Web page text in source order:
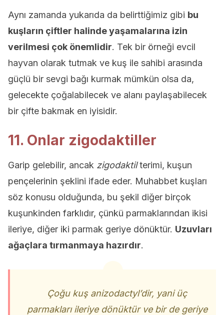
Aynı zamanda yukarıda da belirttiğimiz gibi bu
kuşların çiftler halinde yaşamalarına izin
verilmesi çok önemlidir. Tek bir örneği evcil
hayvan olarak tutmak ve kuş ile sahibi arasında
güçlü bir sevgi bağı kurmak mümkün olsa da,
gelecekte çoğalabilecek ve alanı paylaşabilecek
bir çifte bakmak en iyisidir.
11. Onlar zigodaktiller
Garip gelebilir, ancak zigodaktilterimi, kuşun
pençelerinin şeklini ifade eder. Muhabbet kuşları
söz konusu olduğunda, bu şekil diğer birçok
kuşunkinden farklıdır, çünkü parmaklarından ikisi
ileriye, diğer iki parmak geriye dönüktür. Uzuvları
ağaçlara tırmanmaya hazırdır.
Çoğu kuş anizodactyl’dir, yani üç
parmakları ileriye dönüktür ve bir de geriye